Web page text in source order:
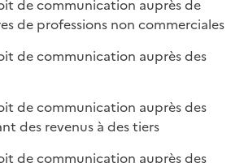
de communication auprès de
de professions non commerciales
de communication auprès des
de communication auprès des
des revenus à des tiers
de communication auprès des